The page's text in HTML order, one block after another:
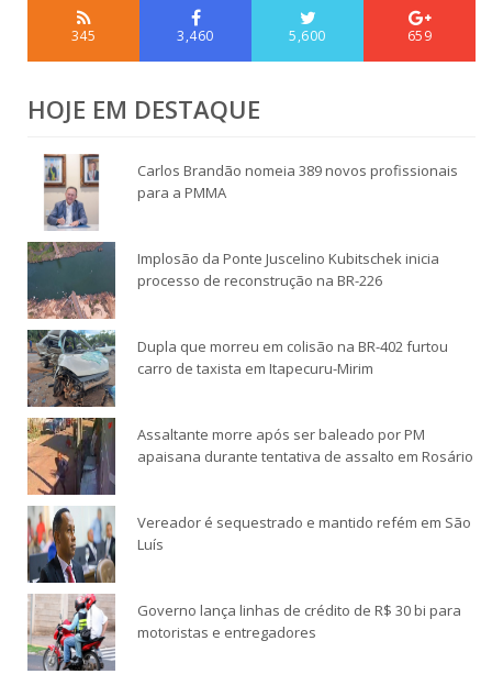
345 3,460 5,600 659
HOJE EM DESTAQUE
Carlos Brandão nomeia 389 novos profissionais
para a PMMA
Implosão da Ponte Juscelino Kubitschek inicia
processo de reconstrução na BR-226
Dupla que morreu em colisão na BR-402 furtou
carro de taxista em Itapecuru-Mirim
Assaltante morre após ser baleado por PM
apaisana durante tentativa de assalto em Rosário
Vereador é sequestrado e mantido refém em São
Luís
Governo lança linhas de crédito de R$ 30 bi para
motoristas e entregadores